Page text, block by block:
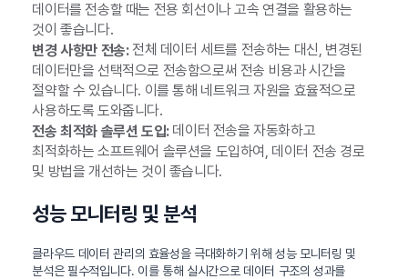
데이터를 전송할 때는 전용 회선이나 고속 연결을 활용하는
것이 좋습니다.
변경 사항만 전송:전체 데이터 세트를 전송하는 대신, 변경된
데이터만을 선택적으로 전송함으로써 전송 비용과 시간을
절약할 수 있습니다. 이를 통해 네트워크 자원을 효율적으로
사용하도록 도와줍니다.
전송 최적화 솔루션 도입:데이터 전송을 자동화하고
최적화하는 소프트웨어 솔루션을 도입하여, 데이터 전송 경로
및 방법을 개선하는 것이 좋습니다.
성능 모니터링 및 분석
클라우드 데이터 관리의 효율성을 극대화하기 위해 성능 모니터링 및
분석은 필수적입니다. 이를 통해 실시간으로 데이터 구조의 성과를